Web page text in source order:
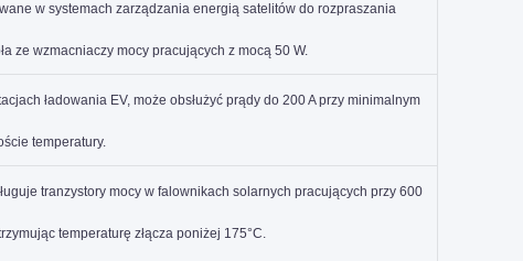
w systemach zarządzania energią satelitów do rozpraszania
ze wzmacniaczy mocy pracujących z mocą 50 W.
ładowania EV, może obsłużyć prądy do 200 A przy minimalnym
temperatury.
tranzystory mocy w falownikach solarnych pracujących przy 600
temperaturę złącza poniżej 175°C.